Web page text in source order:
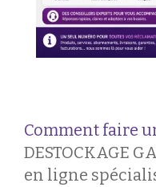
Comment faire
DESTOCKAGE
en ligne